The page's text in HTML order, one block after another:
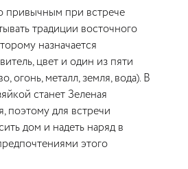
привычным при встрече
традиции восточного
назначается
цвет и один из пяти
огонь, металл, земля, вода). В
станет Зеленая
поэтому для встречи
дом и надеть наряд в
этого